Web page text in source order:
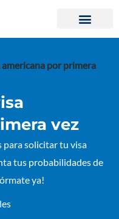
por primera
vez
para solicitar tu visa
tus probabilidades de
ya!